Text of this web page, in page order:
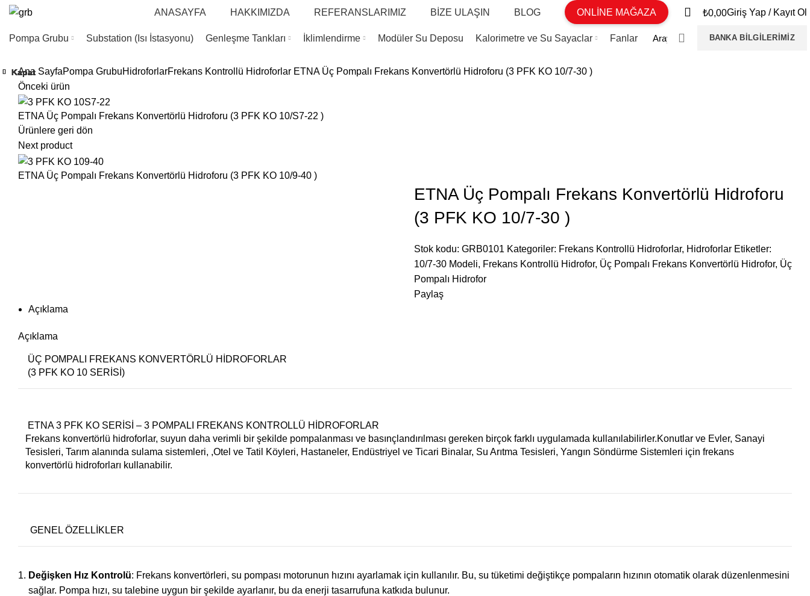
ANASAYFA HAKKIMIZDA REFERANSLARIMIZ BİZE ULAŞIN BLOG ONLİNE MAĞAZA ₺0,00Giriş Yap / Kayıt Ol
Pompa Grubu Substation (Isı İstasyonu) Genleşme Tankları İklimlendirme Modüler Su Deposu Kalorimetre ve Su Sayaclar Fanlar BANKA BILGILERIMIZ
Ana SayfaPompa GrubuHidroforlarFrekans Kontrollü Hidroforlar ETNA Üç Pompalı Frekans Konvertörlü Hidroforu (3 PFK KO 10/7-30 )
Önceki ürün
ETNA Üç Pompalı Frekans Konvertörlü Hidroforu (3 PFK KO 10/S7-22 )
Ürünlere geri dön
Next product
ETNA Üç Pompalı Frekans Konvertörlü Hidroforu (3 PFK KO 10/9-40 )
ETNA Üç Pompalı Frekans Konvertörlü Hidroforu
(3 PFK KO 10/7-30 )
Stok kodu: GRB0101 Kategoriler: Frekans Kontrollü Hidroforlar, Hidroforlar Etiketler:
10/7-30 Modeli, Frekans Kontrollü Hidrofor, Üç Pompalı Frekans Konvertörlü Hidrofor, Üç
Pompalı Hidrofor
Paylaş
Açıklama
Açıklama
ÜÇ POMPALI FREKANS KONVERTÖRLÜ HİDROFORLAR
(3 PFK KO 10 SERİSİ)
ETNA 3 PFK KO SERİSİ – 3 POMPALI FREKANS KONTROLLÜ HİDROFORLAR
Frekans konvertörlü hidroforlar, suyun daha verimli bir şekilde pompalanması ve basınçlandırılması gereken birçok farklı uygulamada kullanılabilirler.Konutlar ve Evler, Sanayi
Tesisleri, Tarım alanında sulama sistemleri, ,Otel ve Tatil Köyleri, Hastaneler, Endüstriyel ve Ticari Binalar, Su Arıtma Tesisleri, Yangın Söndürme Sistemleri için frekans
konvertörlü hidroforları kullanabilir.
GENEL ÖZELLİKLER
Değişken Hız Kontrolü: Frekans konvertörleri, su pompası motorunun hızını ayarlamak için kullanılır. Bu, su tüketimi değiştikçe pompaların hızının otomatik olarak düzenlenmesini
sağlar. Pompa hızı, su talebine uygun bir şekilde ayarlanır, bu da enerji tasarrufuna katkıda bulunur.
Kapat
Kapat
Kapat
Kapat
Kapat
Kapat
Kapat
Kapat